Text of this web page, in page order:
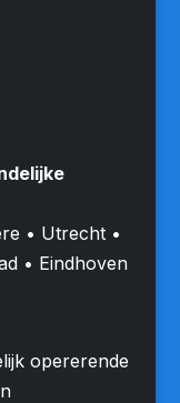
• Utrecht •
• Eindhoven
opererende